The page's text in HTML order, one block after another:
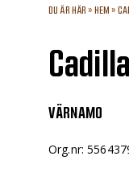
DU ÄR HÄR » HEM »
VÄRNAMO
Org.nr: